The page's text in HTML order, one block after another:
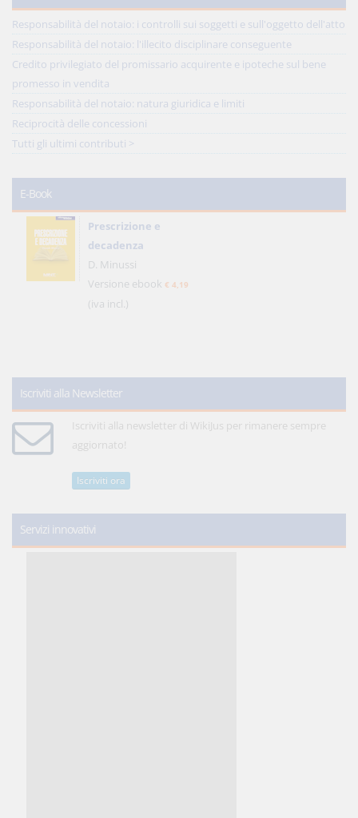
Responsabilità del notaio: i controlli sui soggetti e sull'oggetto dell'atto
Responsabilità del notaio: l'illecito disciplinare conseguente
Credito privilegiato del promissario acquirente e ipoteche sul bene
promesso in vendita
Responsabilità del notaio: natura giuridica e limiti
Reciprocità delle concessioni
Tutti gli ultimi contributi >
E-Book
Prescrizione e
decadenza
D. Minussi
Versione ebook € 4,19
(iva incl.)
Iscriviti alla Newsletter
Iscriviti alla newsletter di WikiJus per rimanere sempre
aggiornato!
Iscriviti ora
Servizi innovativi